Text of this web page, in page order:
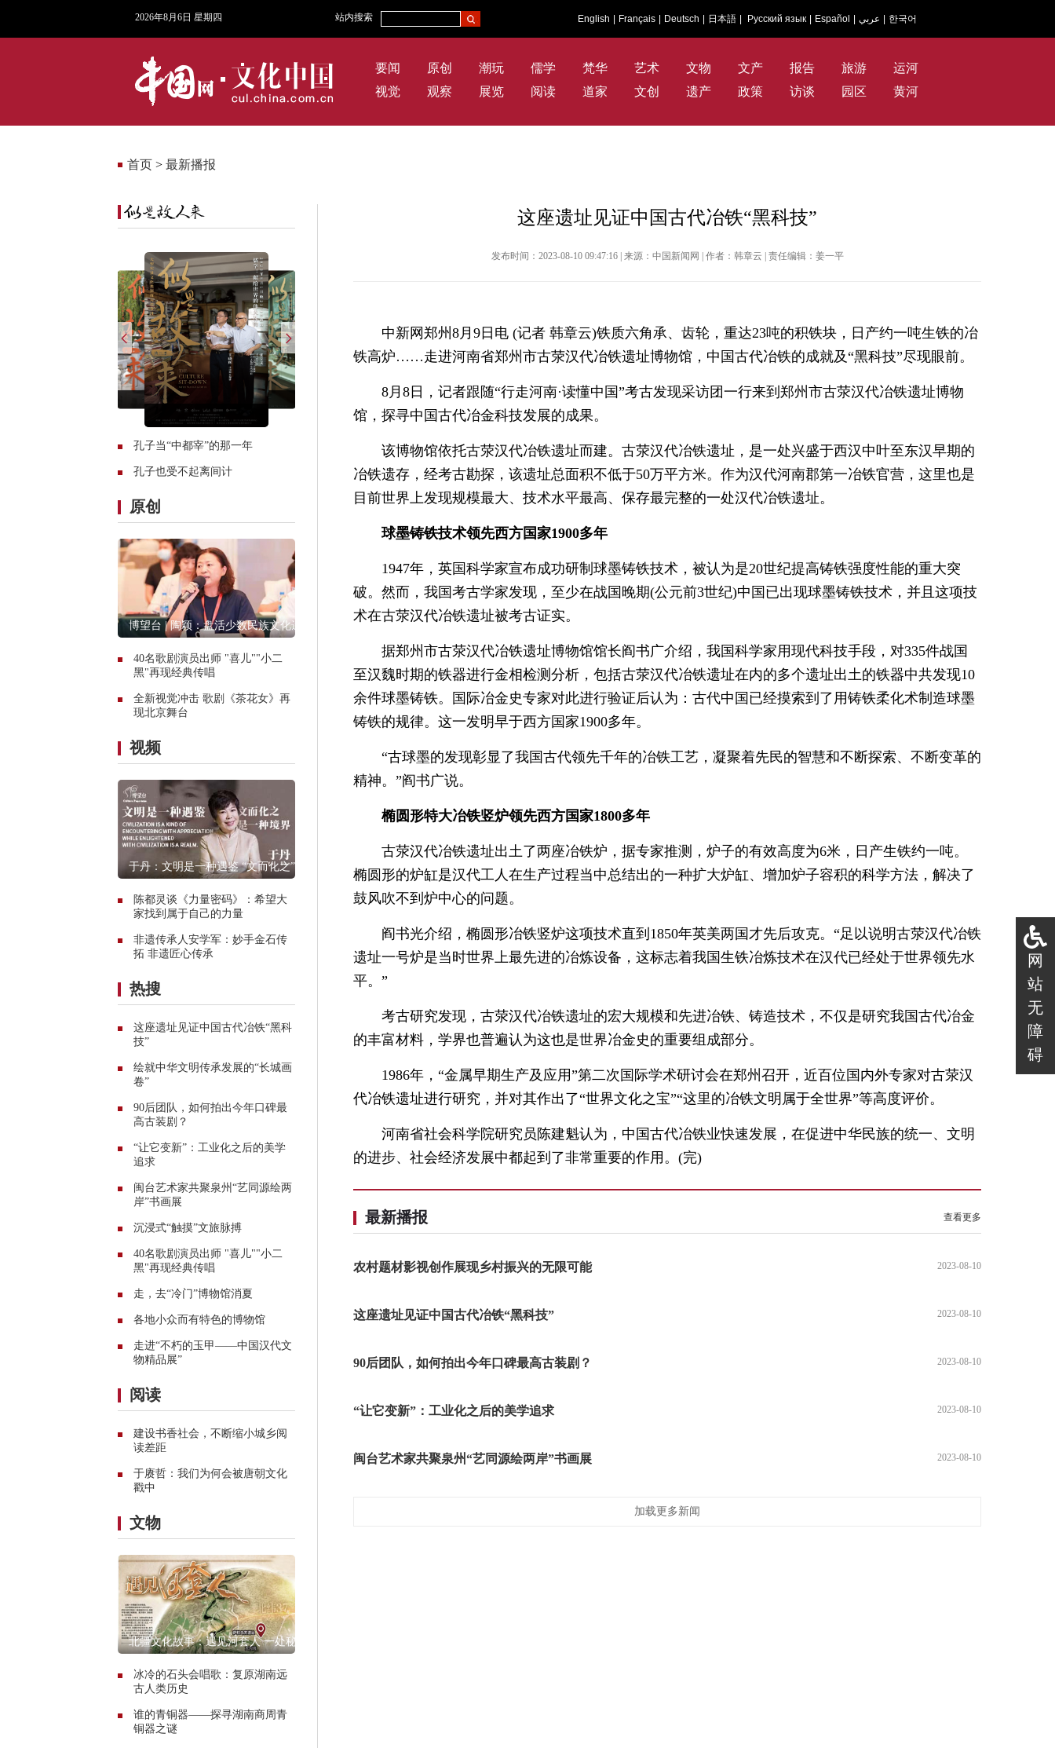
网
站
无
障
碍
2026年8月6日 星期四 站内搜索 English Français Deutsch 日本語 Русский язык Español عربي 한국어
要闻 原创 潮玩 儒学 梵华 艺术 文物 文产 报告 旅游
运河
视觉
观察 展览 阅读 道家 文创 遗产 政策 访谈 园区 黄河
首页 > 最新播报
孔子当“中都宰”的那一年
孔子也受不起离间计
原创
博望台 | 陶颖：盘活少数民族文化遗
40名歌剧演员出师 "喜儿""小二
黑"再现经典传唱
全新视觉冲击 歌剧《茶花女》再
现北京舞台
视频
于丹：文明是一种遇鉴 “文而化之”是
陈都灵谈《力量密码》：希望大
家找到属于自己的力量
非遗传承人安学军：妙手金石传
拓 非遗匠心传承
热搜
这座遗址见证中国古代冶铁“黑科
技”
绘就中华文明传承发展的“长城画
卷”
90后团队，如何拍出今年口碑最
高古装剧？
“让它变新”：工业化之后的美学
追求
闽台艺术家共聚泉州“艺同源绘两
岸”书画展
沉浸式“触摸”文旅脉搏
40名歌剧演员出师 "喜儿""小二
黑"再现经典传唱
走，去“冷门”博物馆消夏
各地小众而有特色的博物馆
走进“不朽的玉甲——中国汉代文
物精品展”
阅读
建设书香社会，不断缩小城乡阅
读差距
于赓哲：我们为何会被唐朝文化
戳中
文物
北疆文化故事：遇见河套人 一处秘
冰冷的石头会唱歌：复原湖南远
古人类历史
谁的青铜器——探寻湖南商周青
铜器之谜
这座遗址见证中国古代冶铁“黑科技”
发布时间：2023-08-10 09:47:16 | 来源：中国新闻网 | 作者：韩章云 | 责任编辑：姜一平
中新网郑州8月9日电 (记者 韩章云)铁质六角承、齿轮，重达23吨的积铁块，日产约一吨生铁的冶
铁高炉……走进河南省郑州市古荥汉代冶铁遗址博物馆，中国古代冶铁的成就及“黑科技”尽现眼前。
8月8日，记者跟随“行走河南·读懂中国”考古发现采访团一行来到郑州市古荥汉代冶铁遗址博物
馆，探寻中国古代冶金科技发展的成果。
该博物馆依托古荥汉代冶铁遗址而建。古荥汉代冶铁遗址，是一处兴盛于西汉中叶至东汉早期的
冶铁遗存，经考古勘探，该遗址总面积不低于50万平方米。作为汉代河南郡第一冶铁官营，这里也是
目前世界上发现规模最大、技术水平最高、保存最完整的一处汉代冶铁遗址。
球墨铸铁技术领先西方国家1900多年
1947年，英国科学家宣布成功研制球墨铸铁技术，被认为是20世纪提高铸铁强度性能的重大突
破。然而，我国考古学家发现，至少在战国晚期(公元前3世纪)中国已出现球墨铸铁技术，并且这项技
术在古荥汉代冶铁遗址被考古证实。
据郑州市古荥汉代冶铁遗址博物馆馆长阎书广介绍，我国科学家用现代科技手段，对335件战国
至汉魏时期的铁器进行金相检测分析，包括古荥汉代冶铁遗址在内的多个遗址出土的铁器中共发现10
余件球墨铸铁。国际冶金史专家对此进行验证后认为：古代中国已经摸索到了用铸铁柔化术制造球墨
铸铁的规律。这一发明早于西方国家1900多年。
“古球墨的发现彰显了我国古代领先千年的冶铁工艺，凝聚着先民的智慧和不断探索、不断变革的
精神。”阎书广说。
椭圆形特大冶铁竖炉领先西方国家1800多年
古荥汉代冶铁遗址出土了两座冶铁炉，据专家推测，炉子的有效高度为6米，日产生铁约一吨。
椭圆形的炉缸是汉代工人在生产过程当中总结出的一种扩大炉缸、增加炉子容积的科学方法，解决了
鼓风吹不到炉中心的问题。
阎书光介绍，椭圆形冶铁竖炉这项技术直到1850年英美两国才先后攻克。“足以说明古荥汉代冶铁
遗址一号炉是当时世界上最先进的冶炼设备，这标志着我国生铁冶炼技术在汉代已经处于世界领先水
平。”
考古研究发现，古荥汉代冶铁遗址的宏大规模和先进冶铁、铸造技术，不仅是研究我国古代冶金
的丰富材料，学界也普遍认为这也是世界冶金史的重要组成部分。
1986年，“金属早期生产及应用”第二次国际学术研讨会在郑州召开，近百位国内外专家对古荥汉
代冶铁遗址进行研究，并对其作出了“世界文化之宝”“这里的冶铁文明属于全世界”等高度评价。
河南省社会科学院研究员陈建魁认为，中国古代冶铁业快速发展，在促进中华民族的统一、文明
的进步、社会经济发展中都起到了非常重要的作用。(完)
最新播报 查看更多
农村题材影视创作展现乡村振兴的无限可能 2023-08-10
这座遗址见证中国古代冶铁“黑科技” 2023-08-10
90后团队，如何拍出今年口碑最高古装剧？ 2023-08-10
“让它变新”：工业化之后的美学追求 2023-08-10
闽台艺术家共聚泉州“艺同源绘两岸”书画展 2023-08-10
加载更多新闻